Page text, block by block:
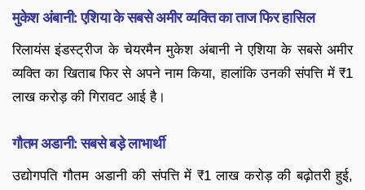
मुकेश अंबानी: एशिया के सबसे अमीर व्यक्ति का ताज फिर हासिल
रिलायंस इंडस्ट्रीज के चेयरमैन मुकेश अंबानी ने एशिया के सबसे अमीर
व्यक्ति का खिताब फिर से अपने नाम किया, हालांकि उनकी संपत्ति में ₹1
लाख करोड़ की गिरावट आई है।
गौतम अडानी: सबसे बड़े लाभार्थी
उद्योगपति गौतम अडानी की संपत्ति में ₹1 लाख करोड़ की बढ़ोतरी हुई,